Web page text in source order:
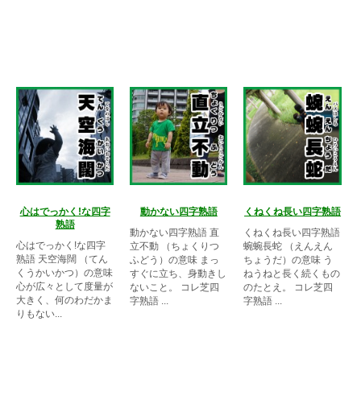
心はでっかく!な四字
熟語
心はでっかく!な四字
熟語 天空海闊 （てん
くうかいかつ）の意味
心が広々として度量が
大きく、何のわだかま
りもない...
動かない四字熟語
動かない四字熟語 直
立不動 （ちょくりつ
ふどう）の意味 まっ
すぐに立ち、身動きし
ないこと。 コレ芝四
字熟語 ...
くねくね長い四字熟語
くねくね長い四字熟語
蜿蜿長蛇 （えんえん
ちょうだ）の意味 う
ねうねと長く続くもの
のたとえ。 コレ芝四
字熟語 ...